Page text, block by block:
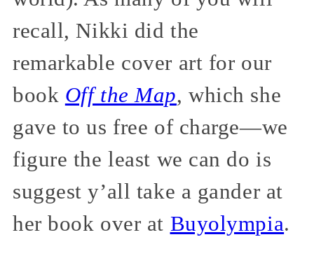
recall, Nikki did the
remarkable cover art for our
book Off the Map, which she
gave to us free of charge—we
figure the least we can do is
suggest y’all take a gander at
her book over at Buyolympia.